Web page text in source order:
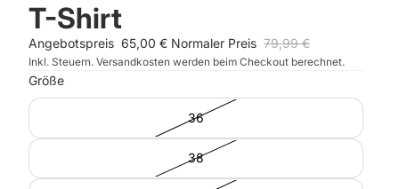
T-Shirt
Angebotspreis 65,00 € Normaler Preis 79,99 €
Inkl. Steuern. Versandkosten werden beim Checkout berechnet.
Größe
36
38